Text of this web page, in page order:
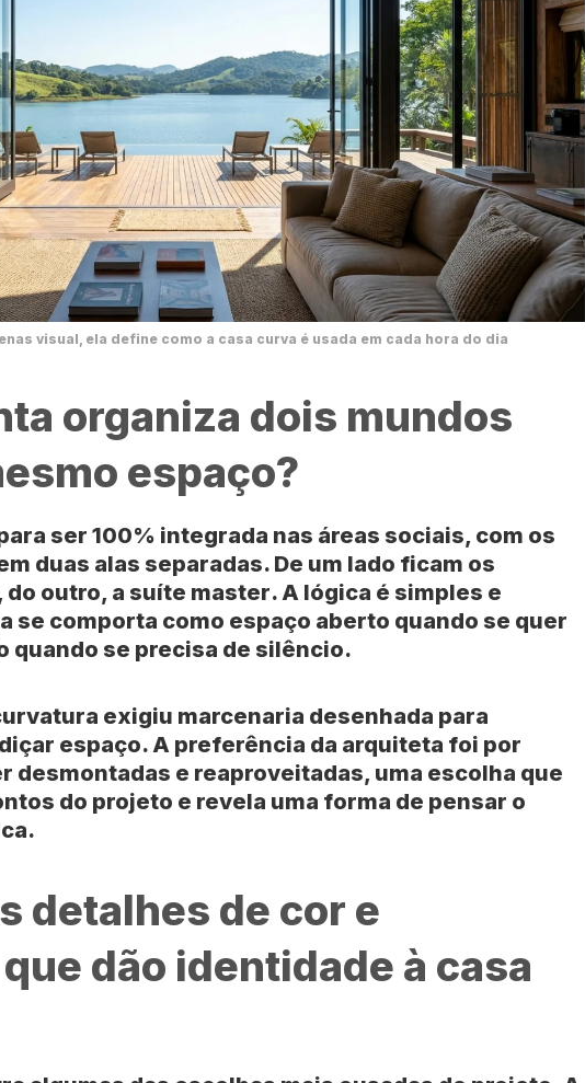
visual, ela define como a casa curva é usada em cada hora do dia
organiza dois mundos
espaço?
ser 100% integrada nas áreas sociais, com os
duas alas separadas. De um lado ficam os
outro, a suíte master. A lógica é simples e
se comporta como espaço aberto quando se quer
quando se precisa de silêncio.
exigiu marcenaria desenhada para
espaço. A preferência da arquiteta foi por
desmontadas e reaproveitadas, uma escolha que
do projeto e revela uma forma de pensar o
detalhes de cor e
dão identidade à casa